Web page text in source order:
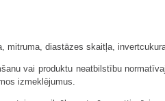
diastāzes skaitļa,
vai produktu neatbilstību
izmeklējumus.